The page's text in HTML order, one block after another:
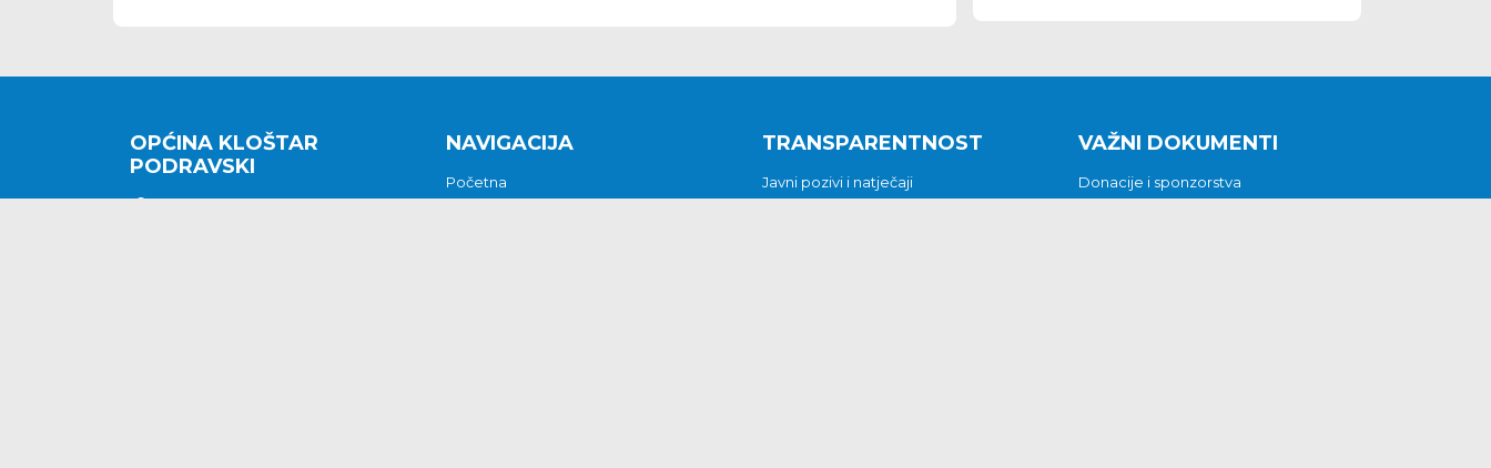
OPĆINA KLOŠTAR
PODRAVSKI
NAVIGACIJA
Početna
TRANSPARENTNOST
Javni pozivi i natječaji
VAŽNI DOKUMENTI
Donacije i sponzorstva